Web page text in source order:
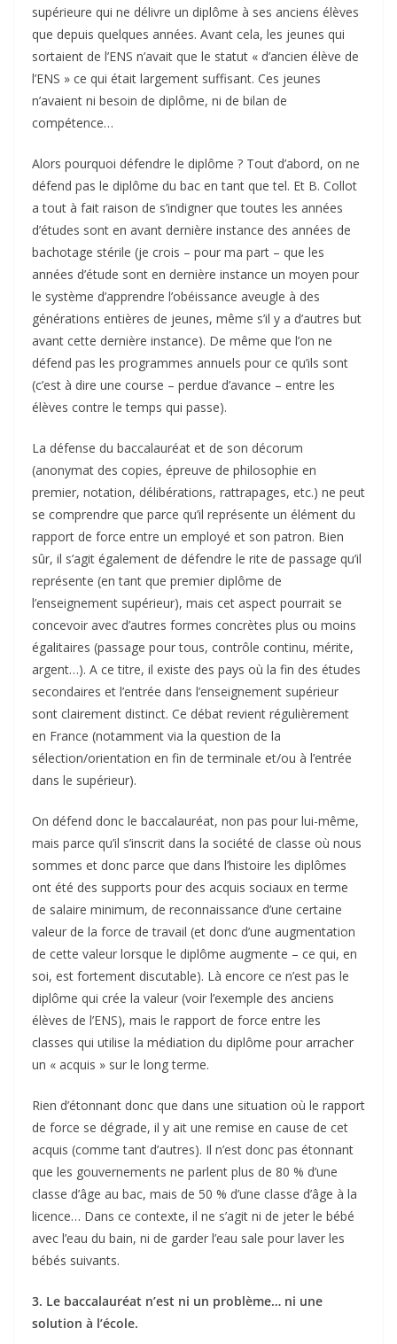
supérieure qui ne délivre un diplôme à ses anciens élèves
que depuis quelques années. Avant cela, les jeunes qui
sortaient de l’ENS n’avait que le statut « d’ancien élève de
l’ENS » ce qui était largement suffisant. Ces jeunes
n’avaient ni besoin de diplôme, ni de bilan de
compétence…
Alors pourquoi défendre le diplôme ? Tout d’abord, on ne
défend pas le diplôme du bac en tant que tel. Et B. Collot
a tout à fait raison de s’indigner que toutes les années
d’études sont en avant dernière instance des années de
bachotage stérile (je crois – pour ma part – que les
années d’étude sont en dernière instance un moyen pour
le système d’apprendre l’obéissance aveugle à des
générations entières de jeunes, même s’il y a d’autres but
avant cette dernière instance). De même que l’on ne
défend pas les programmes annuels pour ce qu’ils sont
(c’est à dire une course – perdue d’avance – entre les
élèves contre le temps qui passe).
La défense du baccalauréat et de son décorum
(anonymat des copies, épreuve de philosophie en
premier, notation, délibérations, rattrapages, etc.) ne peut
se comprendre que parce qu’il représente un élément du
rapport de force entre un employé et son patron. Bien
sûr, il s’agit également de défendre le rite de passage qu’il
représente (en tant que premier diplôme de
l’enseignement supérieur), mais cet aspect pourrait se
concevoir avec d’autres formes concrètes plus ou moins
égalitaires (passage pour tous, contrôle continu, mérite,
argent…). A ce titre, il existe des pays où la fin des études
secondaires et l’entrée dans l’enseignement supérieur
sont clairement distinct. Ce débat revient régulièrement
en France (notamment via la question de la
sélection/orientation en fin de terminale et/ou à l’entrée
dans le supérieur).
On défend donc le baccalauréat, non pas pour lui-même,
mais parce qu’il s’inscrit dans la société de classe où nous
sommes et donc parce que dans l’histoire les diplômes
ont été des supports pour des acquis sociaux en terme
de salaire minimum, de reconnaissance d’une certaine
valeur de la force de travail (et donc d’une augmentation
de cette valeur lorsque le diplôme augmente – ce qui, en
soi, est fortement discutable). Là encore ce n’est pas le
diplôme qui crée la valeur (voir l’exemple des anciens
élèves de l’ENS), mais le rapport de force entre les
classes qui utilise la médiation du diplôme pour arracher
un « acquis » sur le long terme.
Rien d’étonnant donc que dans une situation où le rapport
de force se dégrade, il y ait une remise en cause de cet
acquis (comme tant d’autres). Il n’est donc pas étonnant
que les gouvernements ne parlent plus de 80 % d’une
classe d’âge au bac, mais de 50 % d’une classe d’âge à la
licence… Dans ce contexte, il ne s’agit ni de jeter le bébé
avec l’eau du bain, ni de garder l’eau sale pour laver les
bébés suivants.
3. Le baccalauréat n’est ni un problème… ni une
solution à l’école.